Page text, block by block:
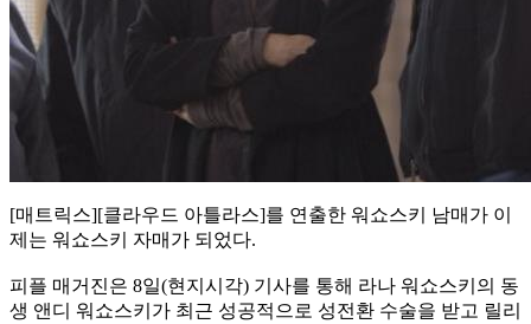
[매트릭스][클라우드 아틀라스]를 연출한 워쇼스키 남매가 이
제는 워쇼스키 자매가 되었다.
피플 매거진은 8일(현지시각) 기사를 통해 라나 워쇼스키의 동
생 앤디 워쇼스키가 최근 성공적으로 성전환 수술을 받고 릴리